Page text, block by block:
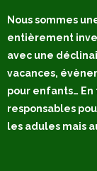
Nous sommes
entièrement
avec une
vacances,
pour enfants…
responsables
les adules mais